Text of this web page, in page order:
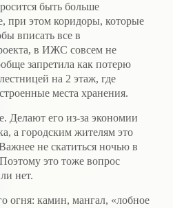
быть больше
при этом коридоры, которые
вписать все в
в ИЖС совсем не
запретила как потерю
на 2 этаж, где
места хранения.
Делают его из-за экономии
а городским жителям это
не скатиться ночью в
это тоже вопрос
нет.
огня: камин, мангал, «лобное